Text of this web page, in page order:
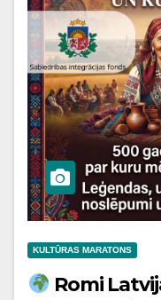
KULTŪRAS MARATONS
Romi